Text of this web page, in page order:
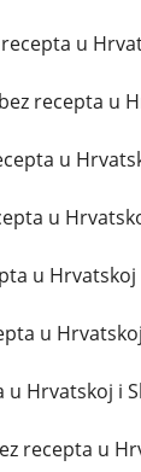
u
recepta u
u
u
u Hrvatskoj
u
u Hrvatskoj i
recepta u